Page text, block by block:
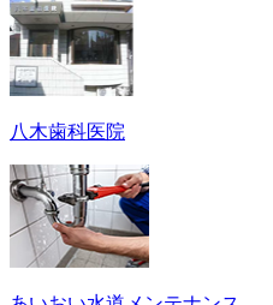
八木歯科医院